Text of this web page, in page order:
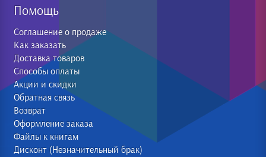
Помощь
Соглашение о продаже
Как заказать
Доставка товаров
Способы оплаты
Акции и скидки
Обратная связь
Возврат
Оформление заказа
Файлы к книгам
Дисконт (Незначительный брак)